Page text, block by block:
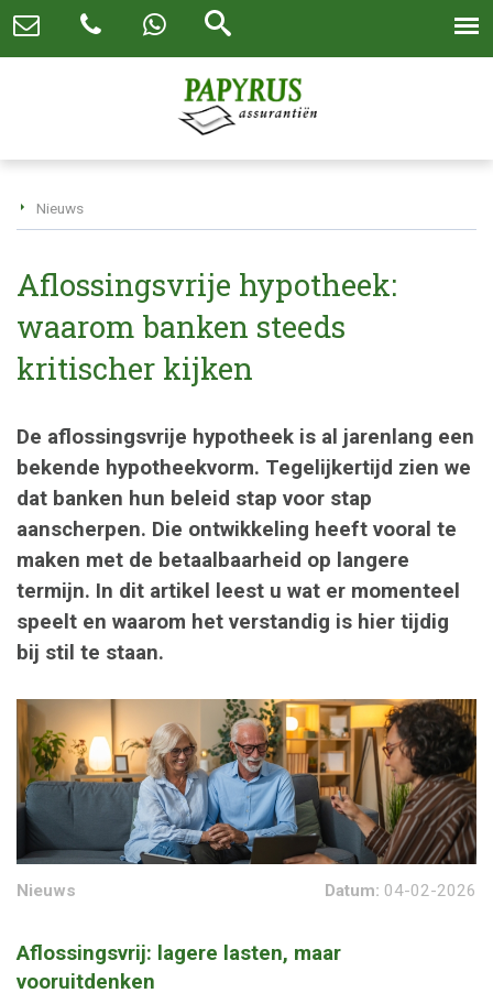
Nieuws
Aflossingsvrije hypotheek:
waarom banken steeds
kritischer kijken
De aflossingsvrije hypotheek is al jarenlang een
bekende hypotheekvorm. Tegelijkertijd zien we
dat banken hun beleid stap voor stap
aanscherpen. Die ontwikkeling heeft vooral te
maken met de betaalbaarheid op langere
termijn. In dit artikel leest u wat er momenteel
speelt en waarom het verstandig is hier tijdig
bij stil te staan.
Nieuws Datum: 04-02-2026
Aflossingsvrij: lagere lasten, maar
vooruitdenken